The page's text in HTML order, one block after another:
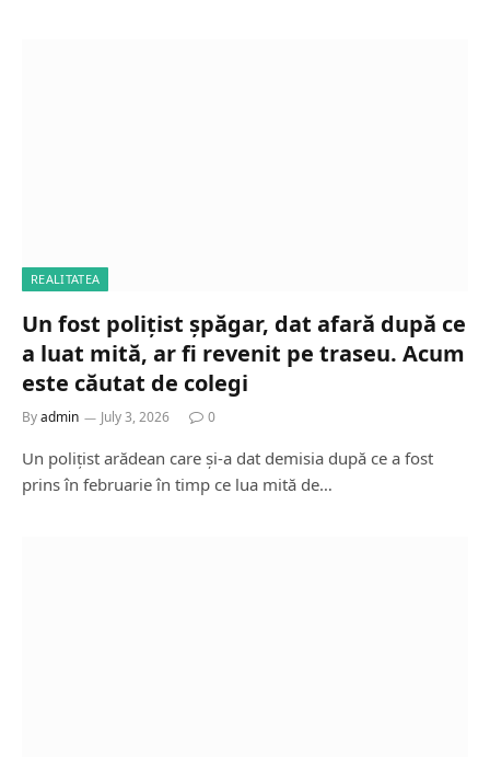
REALITATEA
Un fost polițist șpăgar, dat afară după ce
a luat mită, ar fi revenit pe traseu. Acum
este căutat de colegi
Byadmin July 3, 2026 0
Un polițist arădean care și-a dat demisia după ce a fost
prins în februarie în timp ce lua mită de…